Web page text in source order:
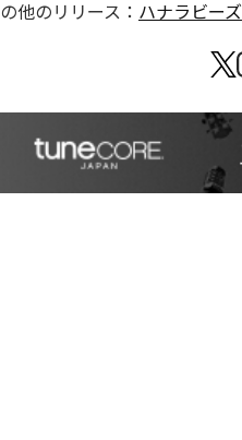
の他のリリース： ハナラビーズ